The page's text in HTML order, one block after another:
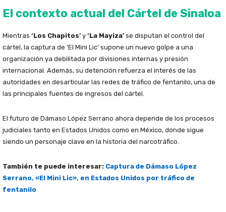
El contexto actual del Cártel de Sinaloa
Mientras ‘Los Chapitos’ y ‘La Mayiza’ se disputan el control del
cártel, la captura de ‘El Mini Lic’ supone un nuevo golpe a una
organización ya debilitada por divisiones internas y presión
internacional. Además, su detención refuerza el interés de las
autoridades en desarticular las redes de tráfico de fentanilo, una de
las principales fuentes de ingresos del cártel.
El futuro de Dámaso López Serrano ahora depende de los procesos
judiciales tanto en Estados Unidos como en México, donde sigue
siendo un personaje clave en la historia del narcotráfico.
También te puede interesar: Captura de Dámaso López
Serrano, «El Mini Lic», en Estados Unidos por tráfico de
fentanilo